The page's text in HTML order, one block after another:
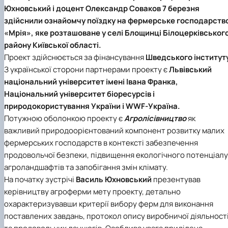
БОРИСЕНКО Володимир Валерійович
(29.07.1981 - 02.02.2024 р.), випускник 2002
ро…
ГОЛУБ Артур Володимирович (13.04.1994 -
12.09.2021 р.), випускник 2020 року.
ГОРЕЦЬКИЙ Олег Петрович (22.11.1974 -
18.06.2022 р.), випускник 1999 року.
ГОРОБЕНКО Олександр Миколайович
(13.09.1986 - 11.11.2024 р.), випускник 2023 ро…
ДАНИЛЕНКО Андрій Миколайович
- 24.08.2024 р.), випускник 2016 року.
ДОСЯК Дмитро Дмитрович (14.05.1981 -
22.12.2023 р.), випускник 2004 року.
ДРУЗЬ Валерій Іванович (02.10.1980 -
05.09.2023 р.), випускник 2003 року.
ДУБИНА Сергій Анатолійович (24.04.1983 -
31.07.2023 р.), випускник 2005 року.
ЗАЛОЗНИЙ Вʼячеслав Анатолійович
(11.06.1984 - 24.09.2024 р.), випускник 2006
ро…
КОВАЛЬСЬКИЙ Павло Васильович
Лісопожежні школи
Міжнародні стандарти з гасіння пожеж
Пожежне законодавство
Контакти
Юхновський і доцент Олександр Соваков 7 березня
здійснили ознайомчу поїздку на фермерське
«Мрія», яке розташоване у селі Блощинці
району Київської області.
Проект здійснюється за фінансуванняШведського
З української сторони партнерами проекту єЛьвівський
національний університет імені Івана Франка,
Національний університет біоресурсів і
природокористування України і WWF-Україна.
Потужною оболонкою проекту єАгролісівництвояк
важливий природоорієнтований компонент розвитку малих
фермерських господарств в контексті забезпечення
продовольчої безпеки, підвищення екологічного потенціалу
агроландшафтів та запобігання змін клімату.
На початку зустрічі Василь Юхновський презентував
керівництву агроферми мету проекту, детально
охарактеризувавши критерії вибору ферм для виконання
поставлених завдань, протокол опису виробничої